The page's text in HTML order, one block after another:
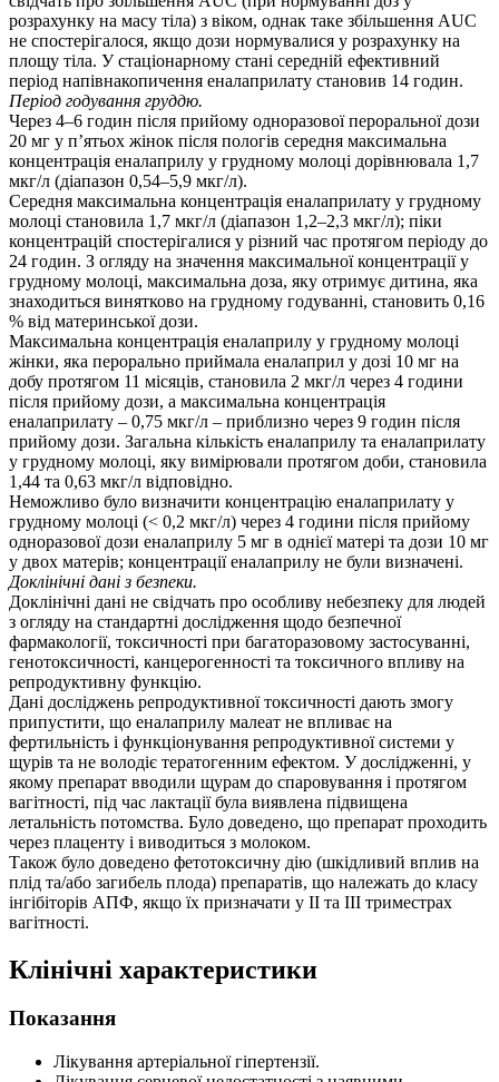
розрахунку на масу тіла) з віком, однак таке збільшення AUC
не спостерігалося, якщо дози нормувалися у розрахунку на
площу тіла. У стаціонарному стані середній ефективний
період напівнакопичення еналаприлату становив 14 годин.
Період годування груддю.
Через 4–6 годин після прийому одноразової пероральної дози
20 мг у п’ятьох жінок після пологів середня максимальна
концентрація еналаприлу у грудному молоці дорівнювала 1,7
мкг/л (діапазон 0,54–5,9 мкг/л).
Середня максимальна концентрація еналаприлату у грудному
молоці становила 1,7 мкг/л (діапазон 1,2–2,3 мкг/л); піки
концентрацій спостерігалися у різний час протягом періоду до
24 годин. З огляду на значення максимальної концентрації у
грудному молоці, максимальна доза, яку отримує дитина, яка
знаходиться винятково на грудному годуванні, становить 0,16
% від материнської дози.
Максимальна концентрація еналаприлу у грудному молоці
жінки, яка перорально приймала еналаприл у дозі 10 мг на
добу протягом 11 місяців, становила 2 мкг/л через 4 години
після прийому дози, а максимальна концентрація
еналаприлату – 0,75 мкг/л – приблизно через 9 годин після
прийому дози. Загальна кількість еналаприлу та еналаприлату
у грудному молоці, яку вимірювали протягом доби, становила
1,44 та 0,63 мкг/л відповідно.
Неможливо було визначити концентрацію еналаприлату у
грудному молоці (< 0,2 мкг/л) через 4 години після прийому
одноразової дози еналаприлу 5 мг в однієї матері та дози 10 мг
у двох матерів; концентрації еналаприлу не були визначені.
Доклінічні дані з безпеки.
Доклінічні дані не свідчать про особливу небезпеку для людей
з огляду на стандартні дослідження щодо безпечної
фармакології, токсичності при багаторазовому застосуванні,
генотоксичності, канцерогенності та токсичного впливу на
репродуктивну функцію.
Дані досліджень репродуктивної токсичності дають змогу
припустити, що еналаприлу малеат не впливає на
фертильність і функціонування репродуктивної системи у
щурів та не володіє тератогенним ефектом. У дослідженні, у
якому препарат вводили щурам до спаровування і протягом
вагітності, під час лактації була виявлена підвищена
летальність потомства. Було доведено, що препарат проходить
через плаценту і виводиться з молоком.
Також було доведено фетотоксичну дію (шкідливий вплив на
плід та/або загибель плода) препаратів, що належать до класу
інгібіторів АПФ, якщо їх призначати у ІІ та ІІІ триместрах
вагітності.
Клінічні характеристики
Показання
Лікування артеріальної гіпертензії.